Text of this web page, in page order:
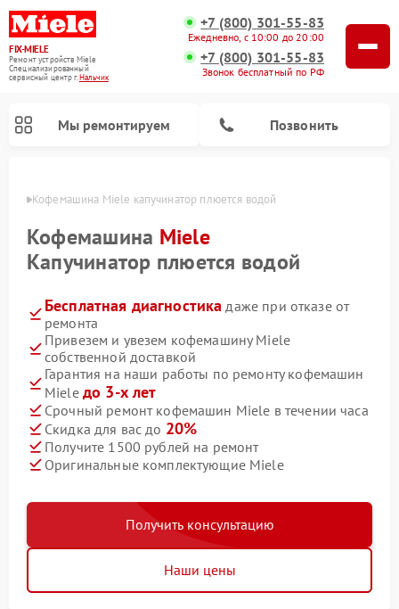
FIX-MIELE
Ремонт устройств Miele
Специализированный
cервисный центр г.Нальчик
+7 (800) 301-55-83
Ежедневно, с 10:00 до 20:00
+7 (800) 301-55-83
Звонок бесплатный по РФ
Мы ремонтируем Позвонить
Кофемашина Miele капучинатор плюется водой
Кофемашина Miele
Капучинатор плюется водой
Бесплатная диагностика даже при отказе от
ремонта
Привезем и увезем кофемашину Miele
собственной доставкой
Гарантия на наши работы по ремонту кофемашин
Miele до 3-х лет
Срочный ремонт кофемашин Miele в течении часа
Скидка для вас до 20%
Получите 1500 рублей на ремонт
Оригинальные комплектующие Miele
Получить консультацию
Наши цены